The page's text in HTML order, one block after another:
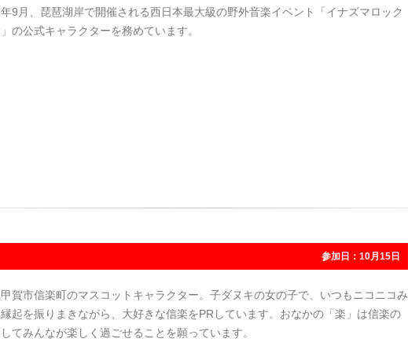
9月、琵琶湖岸で開催される西日本最大級の野外音楽イベント「イナズマロック
の公式キャラクターを務めています。
参加日：10月15日
賀市信楽町のマスコットキャラクター。子ダヌキの女の子で、いつもニコニコみ
起を振りまきながら、大好きな信楽をPRしています。おなかの「楽」は信楽の
てみんなが楽しく過ごせることを願っています。